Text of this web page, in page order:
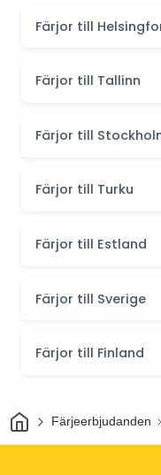
Färjor till
Färjor till Tallinn
Färjor till
Färjor till Turku
Färjor till Estland
Färjor till Sverige
Färjor till Finland
HemFärjeerbjudanden